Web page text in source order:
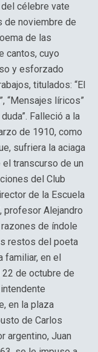
célebre vate
de noviembre de
de las
cantos, cuyo
y esforzado
titulados: “El
“Mensajes líricos”
Falleció a la
de 1910, como
sufriera la aciaga
transcurso de un
del Club
de la Escuela
profesor Alejandro
de índole
restos del poeta
familiar, en el
de octubre de
en la plaza
de Carlos
argentino, Juan